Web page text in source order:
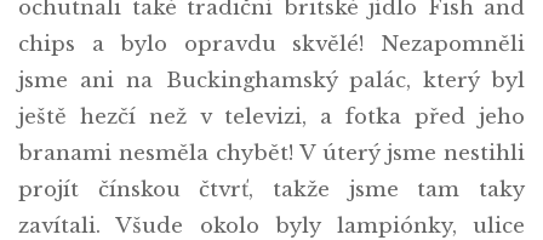
ochutnali také tradiční britské jídlo Fish and
chips a bylo opravdu skvělé! Nezapomněli
jsme ani na Buckinghamský palác, který byl
ještě hezčí než v televizi, a fotka před jeho
branami nesměla chybět! V úterý jsme nestihli
projít čínskou čtvrť, takže jsme tam taky
zavítali. Všude okolo byly lampiónky, ulice